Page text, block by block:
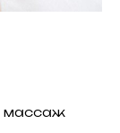
массаж